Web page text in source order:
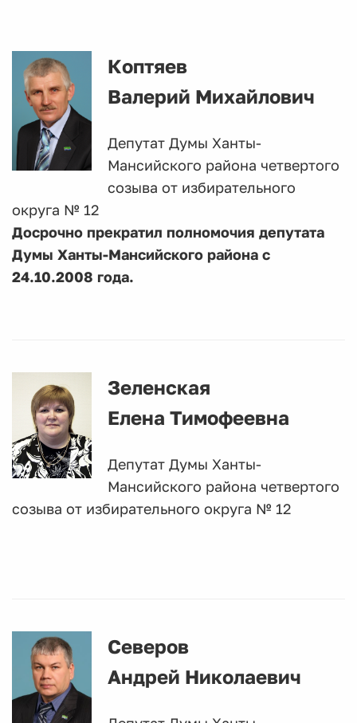
Коптяев
Валерий Михайлович
Депутат Думы Ханты-
Мансийского района четвертого
созыва от избирательного
округа № 12
Досрочно прекратил полномочия депутата
Думы Ханты-Мансийского района с
24.10.2008 года.
Зеленская
Елена Тимофеевна
Депутат Думы Ханты-
Мансийского района четвертого
созыва от избирательного округа № 12
Северов
Андрей Николаевич